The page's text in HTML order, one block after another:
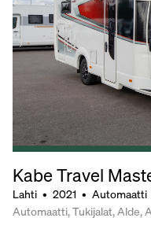
Kabe Travel
Lahti • 2021 • Automaatti
Automaatti, Tukijalat, Alde,